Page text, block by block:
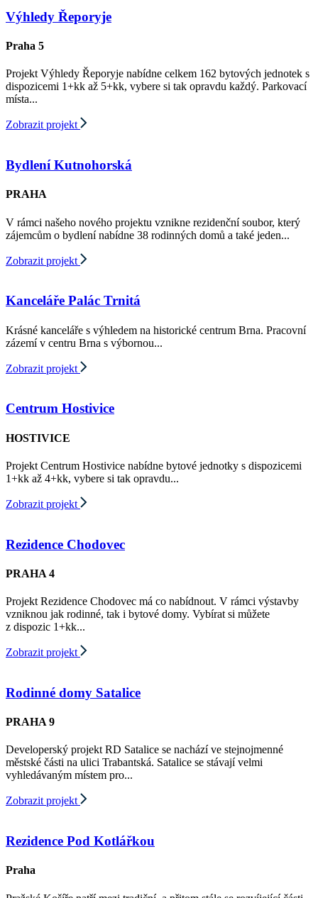
Výhledy Řeporyje
Praha 5
Projekt Výhledy Řeporyje nabídne celkem 162 bytových jednotek s
dispozicemi 1+kk až 5+kk, vybere si tak opravdu každý. Parkovací
místa...
Zobrazit projekt
Bydlení Kutnohorská
PRAHA
V rámci našeho nového projektu vznikne rezidenční soubor, který
zájemcům o bydlení nabídne 38 rodinných domů a také jeden...
Zobrazit projekt
Kanceláře Palác Trnitá
Krásné kanceláře s výhledem na historické centrum Brna. Pracovní
zázemí v centru Brna s výbornou...
Zobrazit projekt
Centrum Hostivice
HOSTIVICE
Projekt Centrum Hostivice nabídne bytové jednotky s dispozicemi
1+kk až 4+kk, vybere si tak opravdu...
Zobrazit projekt
Rezidence Chodovec
PRAHA 4
Projekt Rezidence Chodovec má co nabídnout. V rámci výstavby
vzniknou jak rodinné, tak i bytové domy. Vybírat si můžete
z dispozic 1+kk...
Zobrazit projekt
Rodinné domy Satalice
PRAHA 9
Developerský projekt RD Satalice se nachází ve stejnojmenné
městské části na ulici Trabantská. Satalice se stávají velmi
vyhledávaným místem pro...
Zobrazit projekt
Rezidence Pod Kotlářkou
Praha